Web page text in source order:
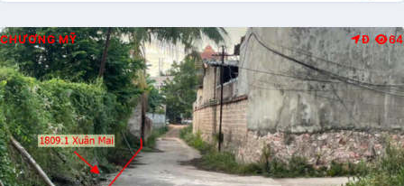
CHƯƠNG MỸ Đ 64